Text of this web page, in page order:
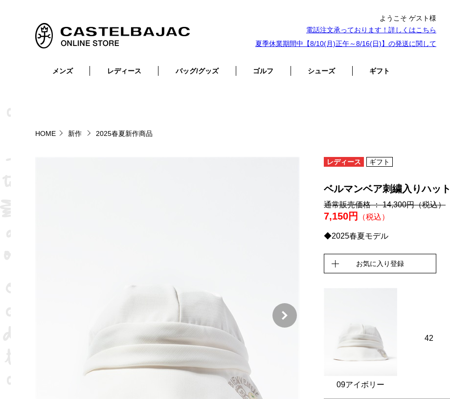
ようこそ ゲスト様
電話注文承っております！詳しくはこちら
夏季休業期間中【8/10(月)正午～8/16(日)】の発送に関して
メンズ レディース バッグ/グッズ ゴルフ シューズ ギフト
HOME 新作 2025春夏新作商品
レディース ギフト
ベルマンベア刺繍入りハット
通常販売価格 ： 14,300円（税込）
7,150円 （税込）
◆2025春夏モデル
お気に入り登録
09アイボリー
42